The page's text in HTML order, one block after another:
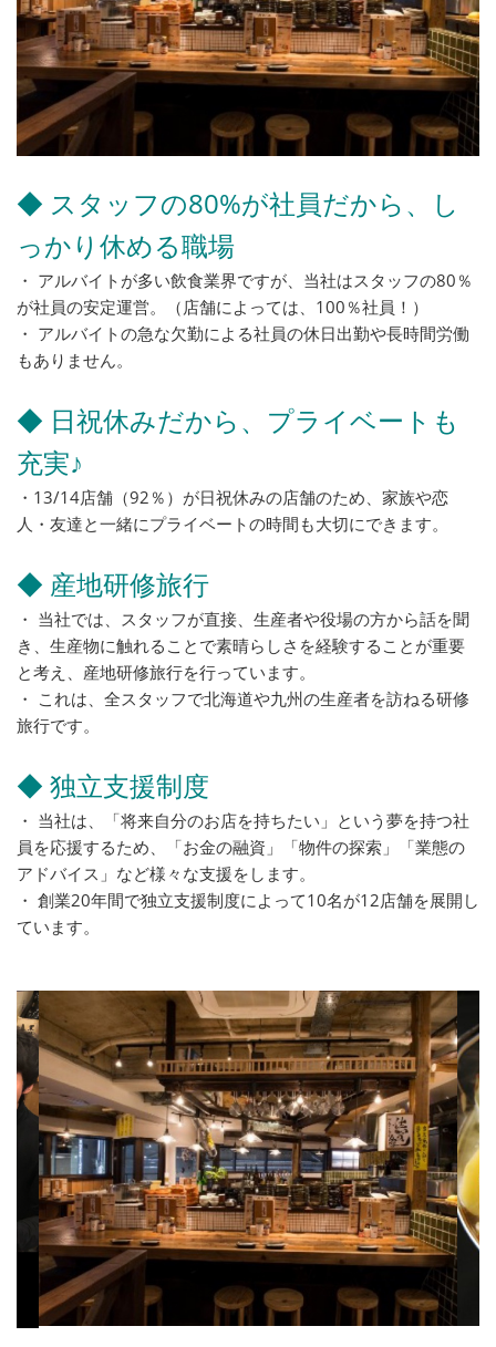
◆ スタッフの80%が社員だから、し
っかり休める職場
・ アルバイトが多い飲食業界ですが、当社はスタッフの80％
が社員の安定運営。（店舗によっては、100％社員！）
・ アルバイトの急な欠勤による社員の休日出勤や長時間労働
もありません。
◆ 日祝休みだから、プライベートも
充実♪
・13/14店舗（92％）が日祝休みの店舗のため、家族や恋
人・友達と一緒にプライベートの時間も大切にできます。
◆ 産地研修旅行
・ 当社では、スタッフが直接、生産者や役場の方から話を聞
き、生産物に触れることで素晴らしさを経験することが重要
と考え、産地研修旅行を行っています。
・ これは、全スタッフで北海道や九州の生産者を訪ねる研修
旅行です。
◆ 独立支援制度
・ 当社は、「将来自分のお店を持ちたい」という夢を持つ社
員を応援するため、「お金の融資」「物件の探索」「業態の
アドバイス」など様々な支援をします。
・ 創業20年間で独立支援制度によって10名が12店舗を展開し
ています。